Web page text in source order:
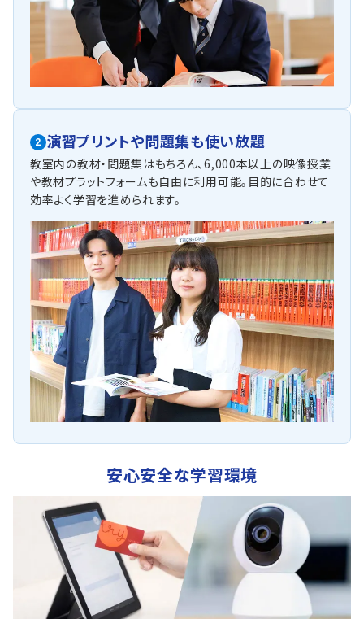
2 演習プリントや問題集も使い放題
教室内の教材・問題集はもちろん、6,000本以上の映像授業
や教材プラットフォームも自由に利用可能。目的に合わせて
効率よく学習を進められます。
安心安全な学習環境